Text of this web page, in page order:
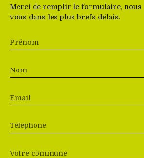
Merci de remplir le formulaire,
vous dans les plus brefs délais.
Prénom
Nom
Email
Téléphone
Votre commune